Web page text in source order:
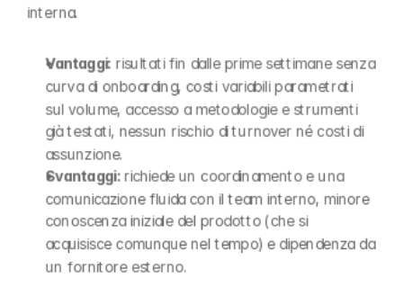
interna.
Vantaggi: risultati fin dalle prime settimane senza
curva di onboarding, costi variabili parametrati
sul volume, accesso a metodologie e strumenti
già testati, nessun rischio di turnover né costi di
assunzione.
Svantaggi: richiede un coordinamento e una
comunicazione fluida con il team interno, minore
conoscenza iniziale del prodotto (che si
acquisisce comunque nel tempo) e dipendenza da
un fornitore esterno.